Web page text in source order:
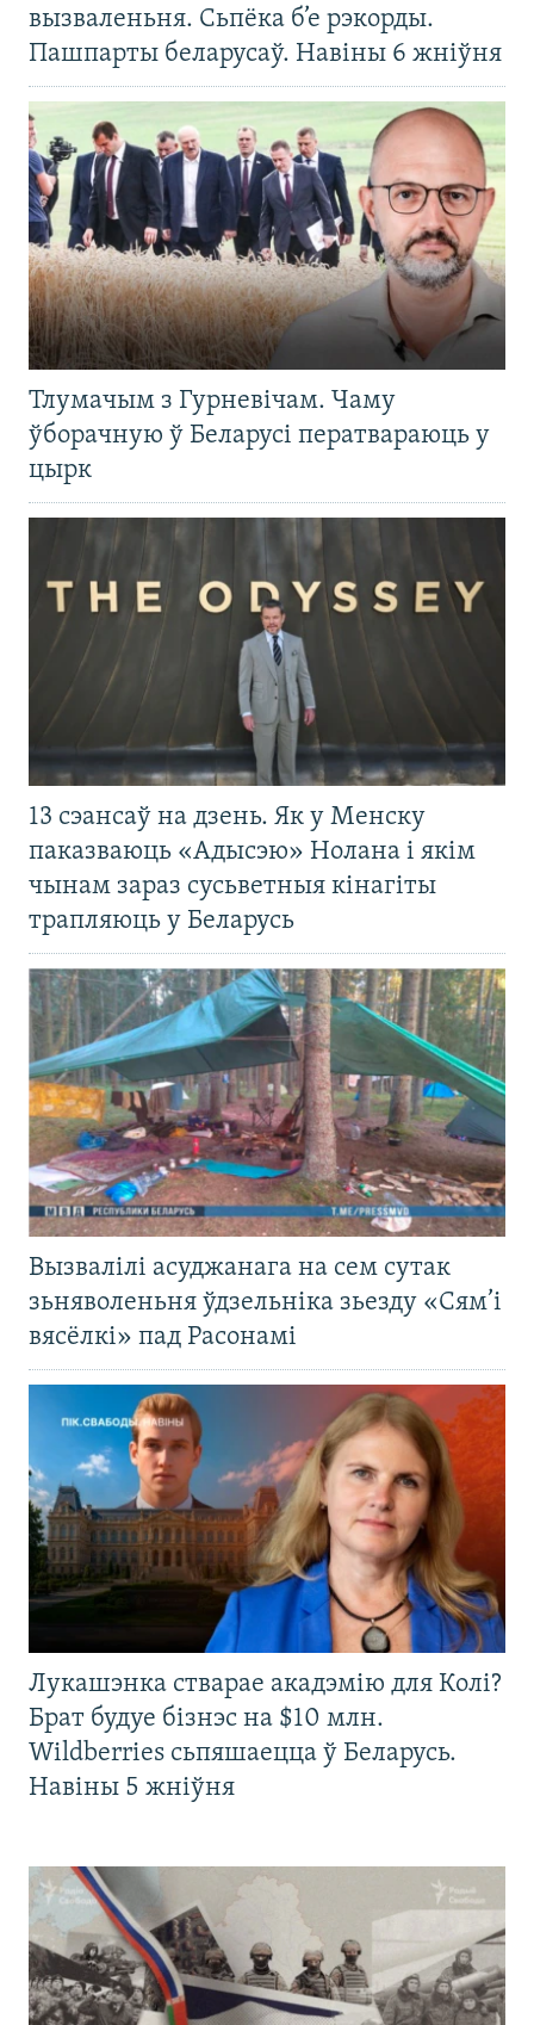
вызваленьня. Сьпёка б’е рэкорды.
Пашпарты беларусаў. Навіны 6 жніўня
Тлумачым з Гурневічам. Чаму
ўборачную ў Беларусі ператвараюць у
цырк
13 сэансаў на дзень. Як у Менску
паказваюць «Адысэю» Нолана і якім
чынам зараз сусьветныя кінагіты
трапляюць у Беларусь
Вызвалілі асуджанага на сем сутак
зьняволеньня ўдзельніка зьезду «Сям’і
вясёлкі» пад Расонамі
Лукашэнка стварае акадэмію для Колі?
Брат будуе бізнэс на $10 млн.
Wildberries сьпяшаецца ў Беларусь.
Навіны 5 жніўня